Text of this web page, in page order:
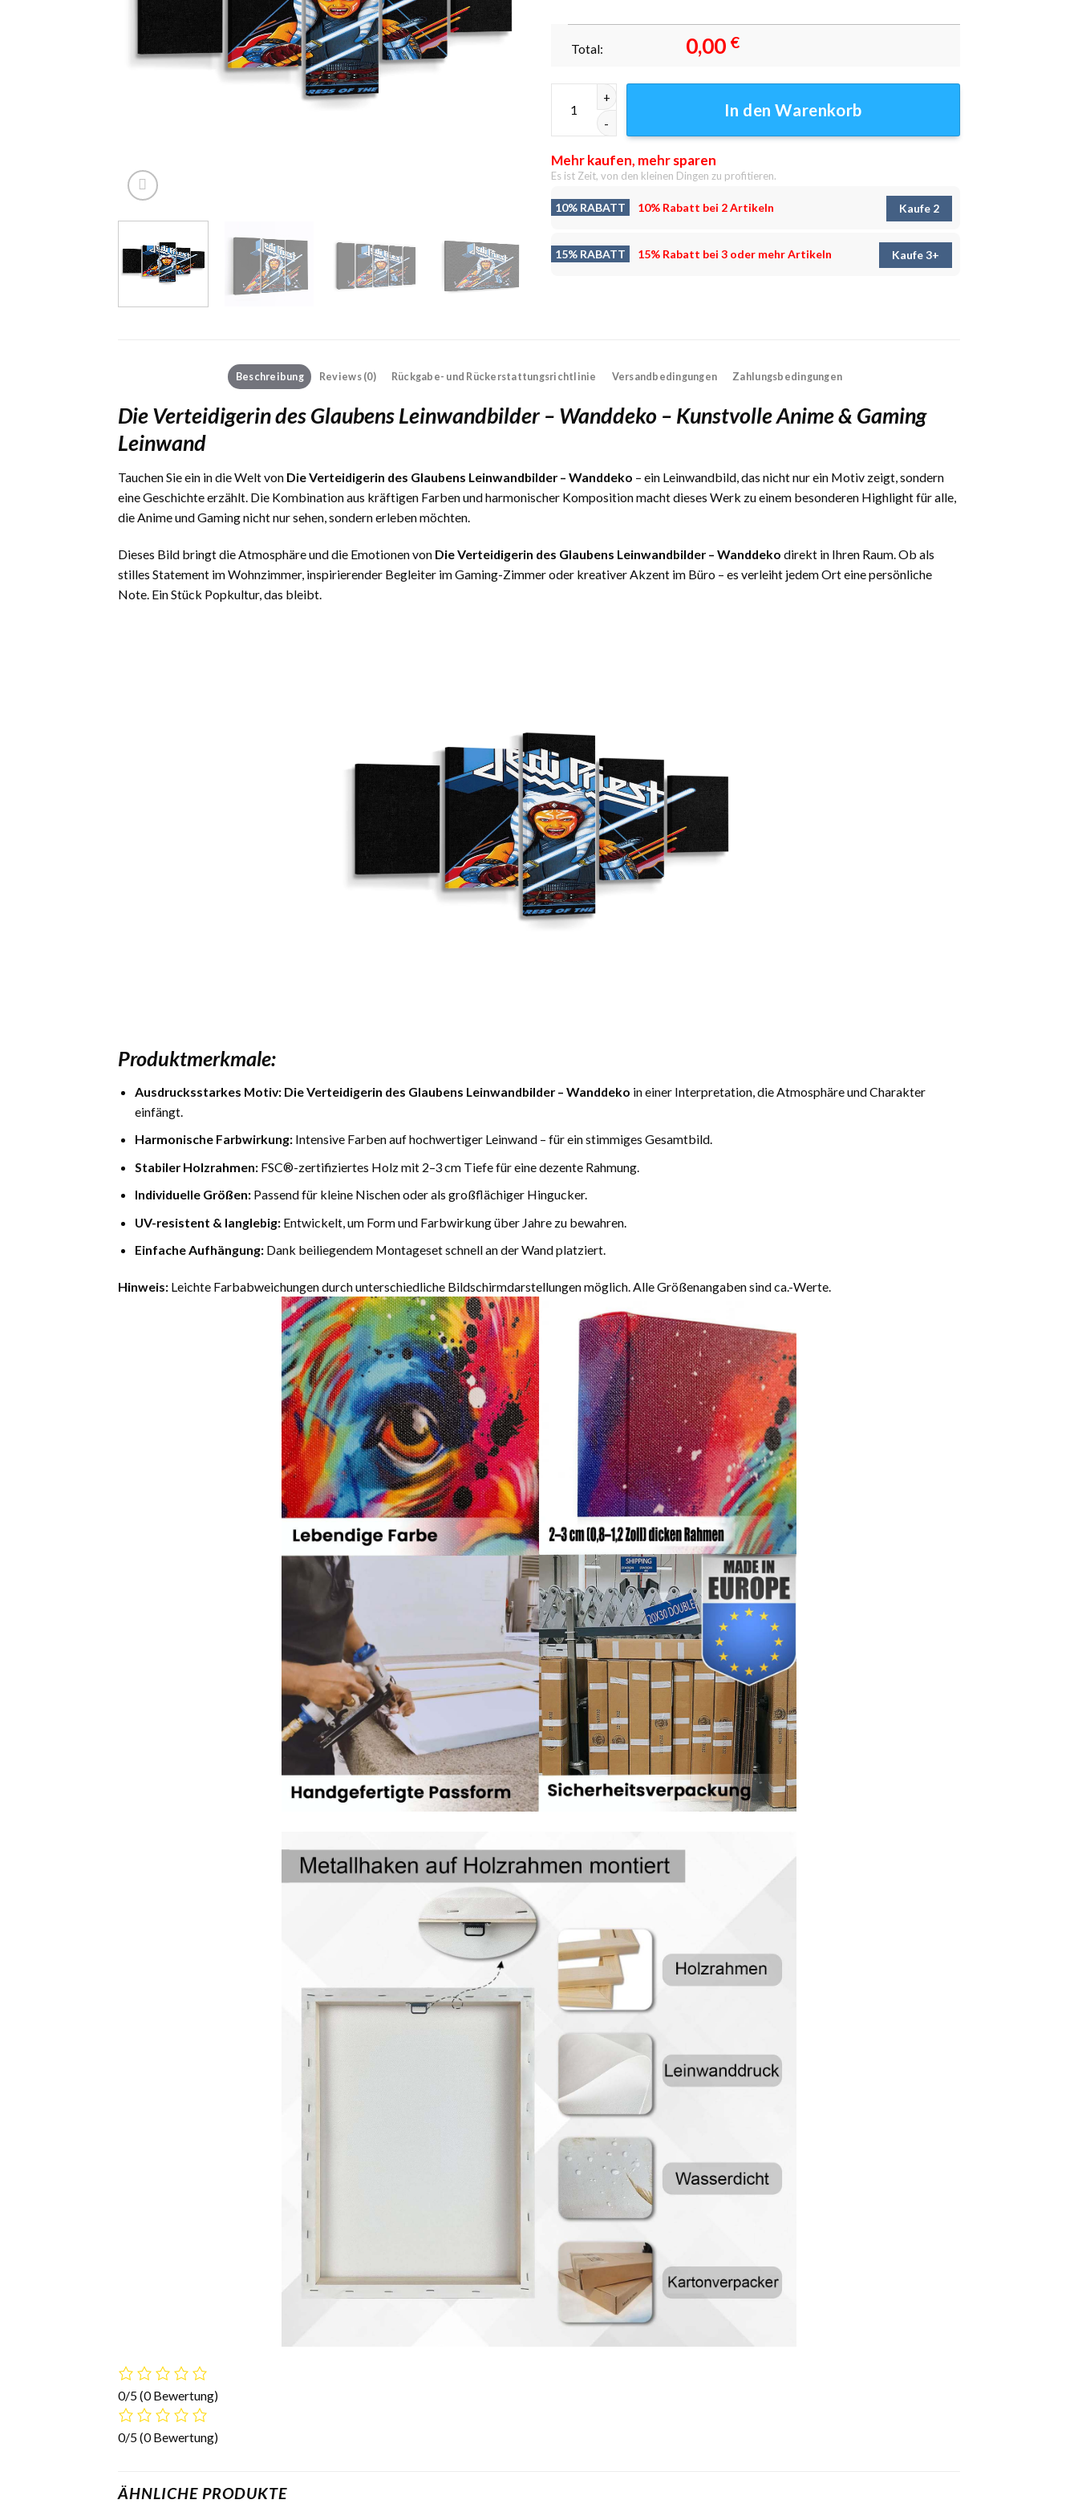
Total: 0,00 €
Die Verteidigerin des Glaubens Leinwandbilder - Wanddeko Menge
In den Warenkorb
Mehr kaufen, mehr sparen
Es ist Zeit, von den kleinen Dingen zu profitieren.
10% RABATT 10% Rabatt bei 2 Artikeln Kaufe 2
15% RABATT 15% Rabatt bei 3 oder mehr Artikeln Kaufe 3+
Beschreibung Reviews (0) Rückgabe- und Rückerstattungsrichtlinie Versandbedingungen Zahlungsbedingungen
Die Verteidigerin des Glaubens Leinwandbilder – Wanddeko – Kunstvolle Anime & Gaming
Leinwand
Tauchen Sie ein in die Welt von Die Verteidigerin des Glaubens Leinwandbilder – Wanddeko – ein Leinwandbild, das nicht nur ein Motiv zeigt, sondern
eine Geschichte erzählt. Die Kombination aus kräftigen Farben und harmonischer Komposition macht dieses Werk zu einem besonderen Highlight für alle,
die Anime und Gaming nicht nur sehen, sondern erleben möchten.
Dieses Bild bringt die Atmosphäre und die Emotionen von Die Verteidigerin des Glaubens Leinwandbilder – Wanddeko direkt in Ihren Raum. Ob als
stilles Statement im Wohnzimmer, inspirierender Begleiter im Gaming-Zimmer oder kreativer Akzent im Büro – es verleiht jedem Ort eine persönliche
Note. Ein Stück Popkultur, das bleibt.
Produktmerkmale:
Ausdrucksstarkes Motiv: Die Verteidigerin des Glaubens Leinwandbilder – Wanddeko in einer Interpretation, die Atmosphäre und Charakter
einfängt.
Harmonische Farbwirkung:Intensive Farben auf hochwertiger Leinwand – für ein stimmiges Gesamtbild.
Stabiler Holzrahmen:FSC®-zertifiziertes Holz mit 2–3 cm Tiefe für eine dezente Rahmung.
Individuelle Größen:Passend für kleine Nischen oder als großflächiger Hingucker.
UV-resistent & langlebig:Entwickelt, um Form und Farbwirkung über Jahre zu bewahren.
Einfache Aufhängung:Dank beiliegendem Montageset schnell an der Wand platziert.
Hinweis: Leichte Farbabweichungen durch unterschiedliche Bildschirmdarstellungen möglich. Alle Größenangaben sind ca.-Werte.
0/5(0 Bewertung)
0/5(0 Bewertung)
ÄHNLICHE PRODUKTE